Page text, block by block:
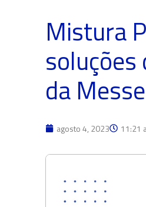
Mistura
soluções
da
agosto 4, 2023 11:21